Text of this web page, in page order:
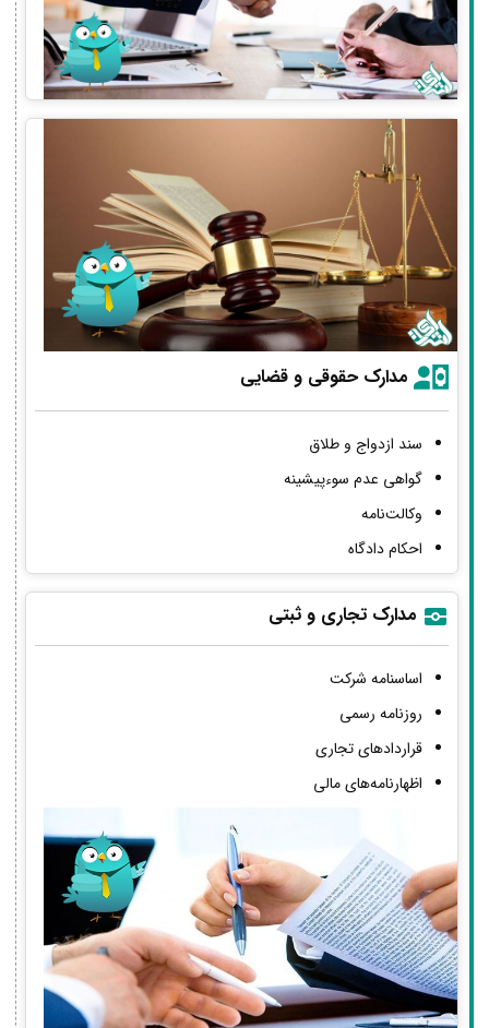
مدارک حقوقی و قضایی
سند ازدواج و طلاق
گواهی عدم سوءپیشینه
وکالت‌نامه
احکام دادگاه
مدارک تجاری و ثبتی
اساسنامه شرکت
روزنامه رسمی
قراردادهای تجاری
اظهارنامه‌های مالی